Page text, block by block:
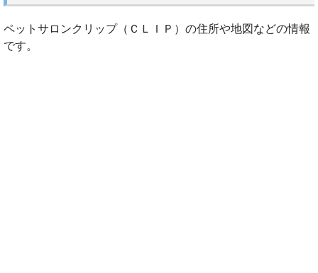
ペットサロンクリップ（ＣＬＩＰ）の住所や地図などの情報
です。